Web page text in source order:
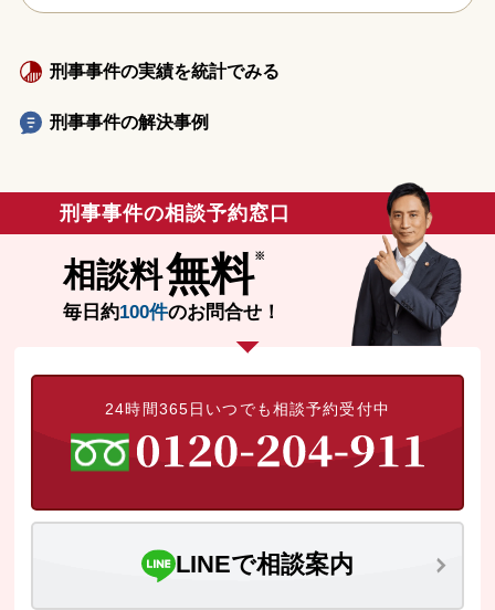
刑事事件の実績を統計でみる
刑事事件の解決事例
刑事事件の相談予約窓口
相談料無料
毎日約100件のお問合せ！
24時間365日いつでも相談予約受付中
LINEで相談案内